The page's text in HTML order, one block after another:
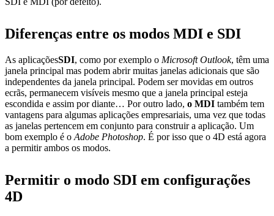
Diferenças entre os modos MDI e SDI
As aplicaçõesSDI, como por exemplo o Microsoft Outlook, têm uma
janela principal mas podem abrir muitas janelas adicionais que são
independentes da janela principal. Podem ser movidas em outros
ecrãs, permanecem visíveis mesmo que a janela principal esteja
escondida e assim por diante… Por outro lado, o MDI também tem
vantagens para algumas aplicações empresariais, uma vez que todas
as janelas pertencem em conjunto para construir a aplicação. Um
bom exemplo é o Adobe Photoshop. É por isso que o 4D está agora
a permitir ambos os modos.
Permitir o modo SDI em configurações
4D